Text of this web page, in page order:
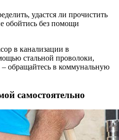
удастся ли прочистить
обойтись без помощи
в канализации в
стальной проволоки,
– обращайтесь в коммунальную
самостоятельно